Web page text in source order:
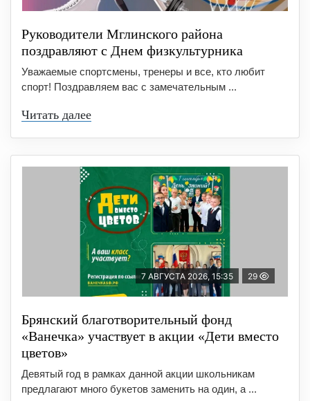
Руководители Мглинского района
поздравляют с Днем физкультурника
Уважаемые спортсмены, тренеры и все, кто любит
спорт! Поздравляем вас с замечательным ...
Читать далее
7 АВГУСТА 2026, 15:35 29
Брянский благотворительный фонд
«Ванечка» участвует в акции «Дети вместо
цветов»
Девятый год в рамках данной акции школьникам
предлагают много букетов заменить на один, а ...